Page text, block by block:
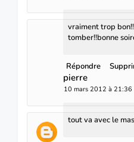
vraiment trop
tomber!!bonne
Répondre
pierre
10 mars 2012 à 21:36
tout va avec le